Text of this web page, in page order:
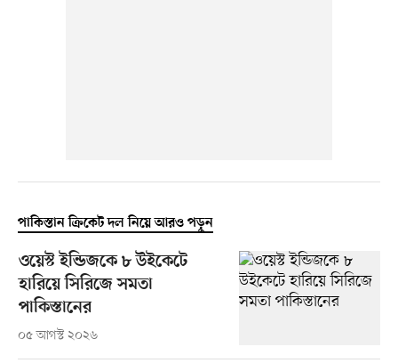
পাকিস্তান ক্রিকেট দল নিয়ে আরও পড়ুন
ওয়েস্ট ইন্ডিজকে ৮ উইকেটে
হারিয়ে সিরিজে সমতা
পাকিস্তানের
০৫ আগস্ট ২০২৬